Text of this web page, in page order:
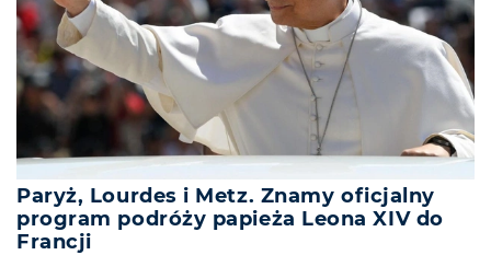
Paryż, Lourdes i Metz. Znamy oficjalny
program podróży papieża Leona XIV do
Francji